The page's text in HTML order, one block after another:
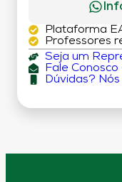
Plataforma
Professores
Seja um
Fale
Dúvidas?